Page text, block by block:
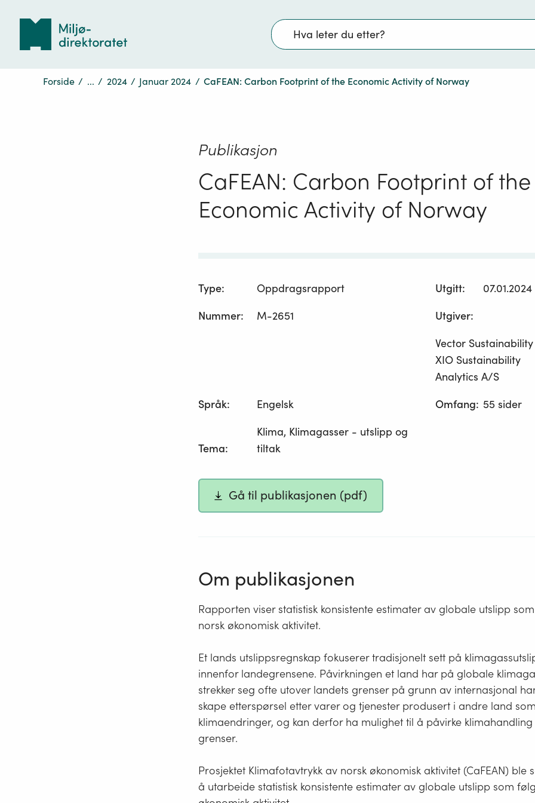
Søk
Forside / ... / 2024 / Januar 2024 / CaFEAN: Carbon Footprint of the Economic Activity of Norway
Publikasjon
CaFEAN: Carbon Footprint of the
Economic Activity of Norway
Type: Oppdragsrapport Utgitt:
07.01.2024
Nummer: M-2651 Utgiver:
Vector
XIO Sustainability
Analytics A/S
Språk: Engelsk Omfang: 55 sider
Tema:
Klima, Klimagasser - utslipp og
tiltak
Gå til publikasjonen (pdf)
Om publikasjonen
Rapporten viser statistisk konsistente estimater av globale utslipp
norsk økonomisk aktivitet.
Et lands utslippsregnskap fokuserer tradisjonelt sett på
innenfor landegrensene. Påvirkningen et land har på globale
strekker seg ofte utover landets grenser på grunn av internasjonal
skape etterspørsel etter varer og tjenester produsert i andre land
klimaendringer, og kan derfor ha mulighet til å påvirke
grenser.
Prosjektet Klimafotavtrykk av norsk økonomisk aktivitet (CaFEAN) ble
å utarbeide statistisk konsistente estimater av globale utslipp som